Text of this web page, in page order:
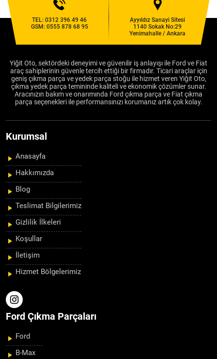
TEL:0312 396 49 46
GSM: 0555 878 68 95
Ayyıldız Sanayi Sitesi
1140 Sokak No:29
Yenimahalle / Ankara
Yiğit Oto, sektördeki deneyimi ve güvenilir iş anlayışı ile Ford ve Fiat
araç sahiplerinin güvenle tercih ettiği bir firmadır. Ticari araçlar için
geniş çıkma parça ve yedek parça stoğu ile hizmet veren Yiğit Oto,
çıkma yedek parça temininde kaliteli ve ekonomik çözümler sunar.
Aracınızın bakım ve onarımında Ford çıkma parça ve Fiat çıkma
parça seçenekleri ile performansınızı korumanız artık çok kolay.
Kurumsal
Anasayfa
Hakkımızda
Blog
Teslimat Bilgilerimiz
Gizlilik İlkeleri
Koşullar
İletişim
Hizmet Bölgelerimiz
Ford Çıkma Parçaları
Ford
B-Max